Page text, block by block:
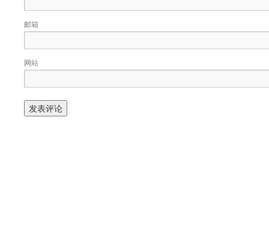
邮箱
网站